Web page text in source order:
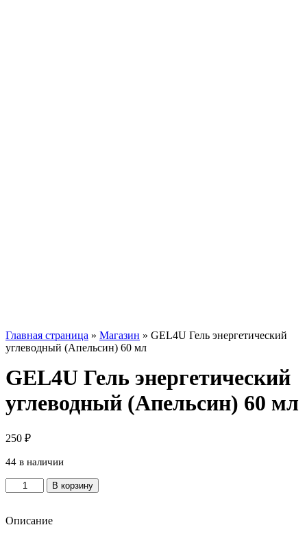
Главная страница » Магазин » GEL4U Гель энергетический
углеводный (Апельсин) 60 мл
GEL4U Гель энергетический
углеводный (Апельсин) 60 мл
250 ₽
44 в наличии
Количество
товара
Гель
В корзину
Описание